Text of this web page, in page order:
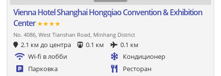
Vienna Hotel Shanghai Hongqiao Convention & Exhibition
Center★★★★
No. 4086, West Tianshan Road, Minhang District
2.1 км до центра 0.1 км
0.1 км
Wi-fi в лобби
Кондиционер
Парковка
Ресторан